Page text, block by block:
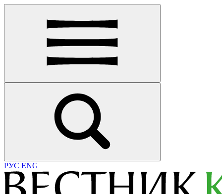
РУС ENG